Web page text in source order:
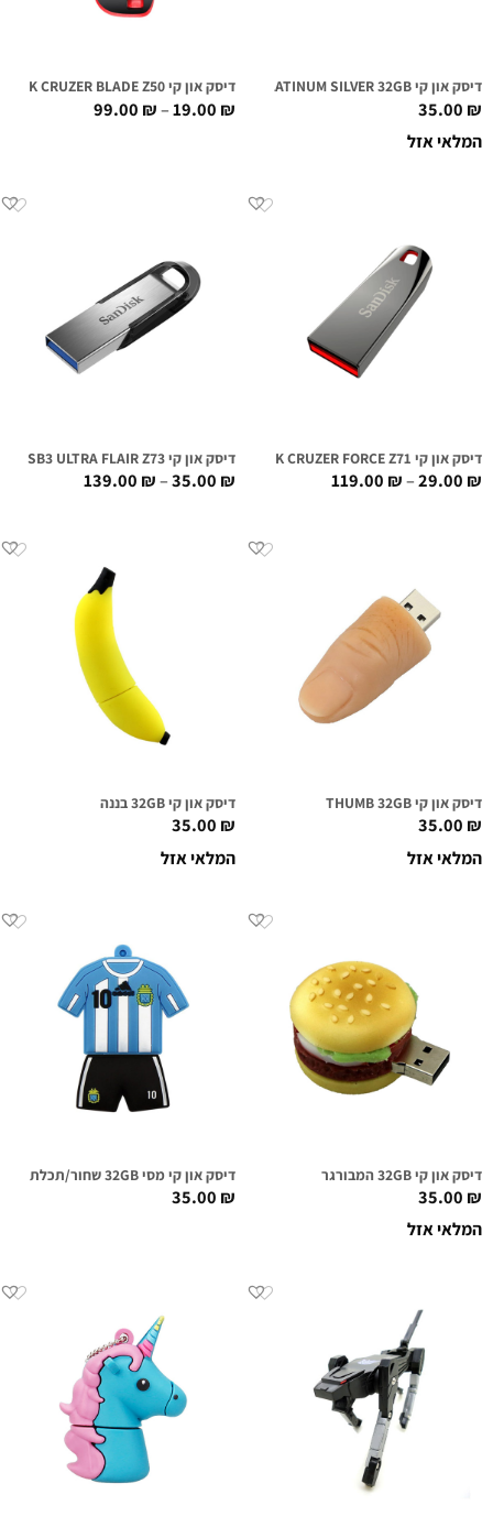
דיסק און קי PLATINUM SILVER 32GB
35.00₪
המלאי אזל
דיסק און קי SANDISK CRUZER BLADE Z50
19.00₪
–
99.00₪
דיסק און קי SANDISK CRUZER FORCE Z71
29.00₪
–
119.00₪
דיסק און קי SANDISK USB3 ULTRA FLAIR Z73
35.00₪
–
139.00₪
דיסק און קי THUMB 32GB
35.00₪
המלאי אזל
דיסק און קי 32GB בננה
35.00₪
המלאי אזל
דיסק און קי 32GB המבורגר
35.00₪
המלאי אזל
דיסק און קי מסי 32GB שחור/תכלת
35.00₪